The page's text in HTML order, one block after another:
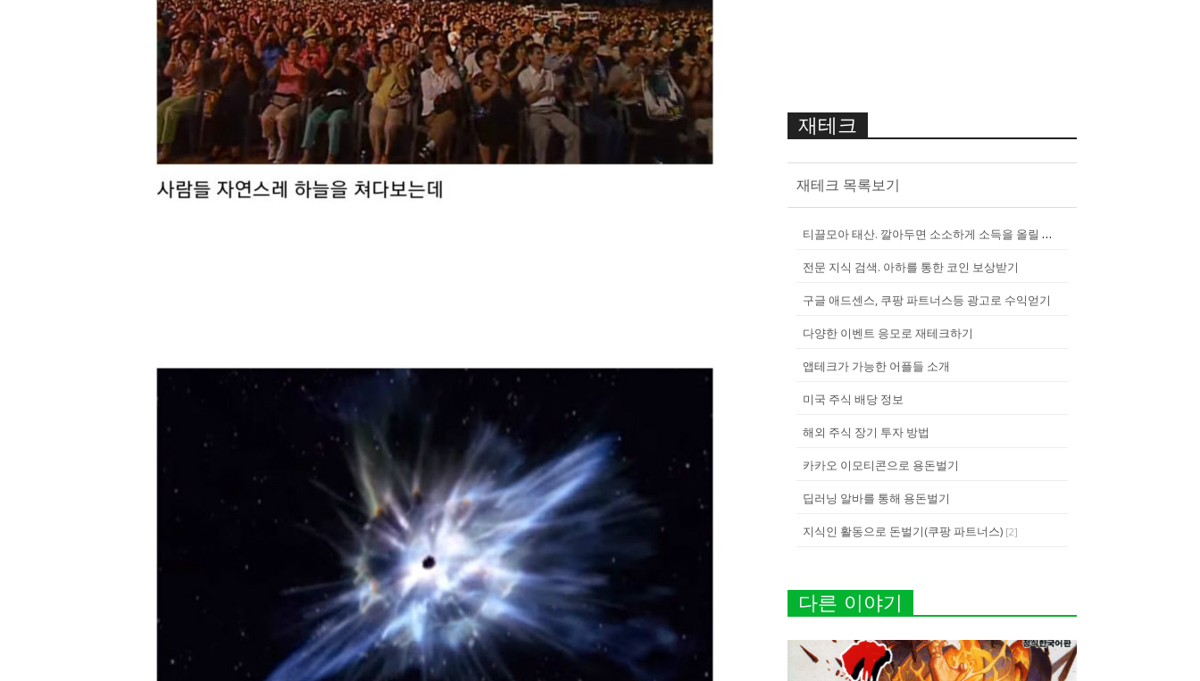
재테크
재테크 목록보기
티끌모아 태산. 깔아두면 소소하게 소득을 올릴 수 있는 앱
전문 지식 검색. 아하를 통한 코인 보상받기
구글 애드센스, 쿠팡 파트너스등 광고로 수익얻기
다양한 이벤트 응모로 재테크하기
앱테크가 가능한 어플들 소개
미국 주식 배당 정보
해외 주식 장기 투자 방법
카카오 이모티콘으로 용돈벌기
딥러닝 알바를 통해 용돈벌기
지식인 활동으로 돈벌기(쿠팡 파트너스) [2]
다른 이야기